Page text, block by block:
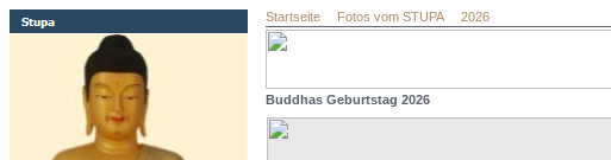
Startseite Fotos vom STUPA 2026
Buddhas Geburtstag 2026